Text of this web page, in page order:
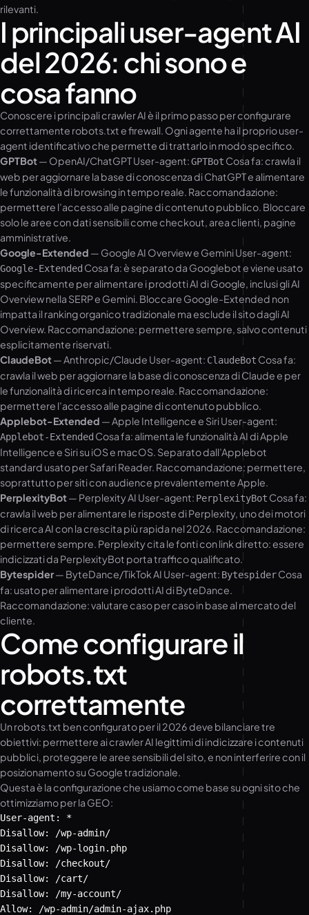
rilevanti.
I principali user-agent AI
del 2026: chi sono e
cosa fanno
Conoscere i principali crawler AI è il primo passo per configurare
correttamente robots.txt e firewall. Ogni agente ha il proprio user-
agent identificativo che permette di trattarlo in modo specifico.
GPTBot— OpenAI/ChatGPT User-agent:GPTBot Cosa fa: crawla il
web per aggiornare la base di conoscenza di ChatGPT e alimentare
le funzionalità di browsing in tempo reale. Raccomandazione:
permettere l’accesso alle pagine di contenuto pubblico. Bloccare
solo le aree con dati sensibili come checkout, area clienti, pagine
amministrative.
Google-Extended — Google AI Overview e Gemini User-agent:
Google-Extended Cosa fa: è separato da Googlebot e viene usato
specificamente per alimentare i prodotti AI di Google, inclusi gli AI
Overview nella SERP e Gemini. Bloccare Google-Extended non
impatta il ranking organico tradizionale ma esclude il sito dagli AI
Overview. Raccomandazione: permettere sempre, salvo contenuti
esplicitamente riservati.
ClaudeBot— Anthropic/Claude User-agent: ClaudeBot Cosa fa:
crawla il web per aggiornare la base di conoscenza di Claude e per
le funzionalità di ricerca in tempo reale. Raccomandazione:
permettere l’accesso alle pagine di contenuto pubblico.
Applebot-Extended — Apple Intelligence e Siri User-agent:
Applebot-Extended Cosa fa: alimenta le funzionalità AI di Apple
Intelligence e Siri su iOS e macOS. Separato dall’Applebot
standard usato per Safari Reader. Raccomandazione: permettere,
soprattutto per siti con audience prevalentemente Apple.
PerplexityBot— Perplexity AI User-agent: PerplexityBot Cosa fa:
crawla il web per alimentare le risposte di Perplexity, uno dei motori
di ricerca AI con la crescita più rapida nel 2026. Raccomandazione:
permettere sempre. Perplexity cita le fonti con link diretto: essere
indicizzati da PerplexityBot porta traffico qualificato.
Bytespider— ByteDance/TikTok AI User-agent: BytespiderCosa
fa: usato per alimentare i prodotti AI di ByteDance.
Raccomandazione: valutare caso per caso in base al mercato del
cliente.
Come configurare il
robots.txt
correttamente
Un robots.txt ben configurato per il 2026 deve bilanciare tre
obiettivi: permettere ai crawler AI legittimi di indicizzare i contenuti
pubblici, proteggere le aree sensibili del sito, e non interferire con il
posizionamento su Google tradizionale.
Questa è la configurazione che usiamo come base su ogni sito che
ottimizziamo per la GEO:
User-agent: *
Disallow: /wp-admin/
Disallow: /wp-login.php
Disallow: /checkout/
Disallow: /cart/
Disallow: /my-account/
Allow: /wp-admin/admin-ajax.php